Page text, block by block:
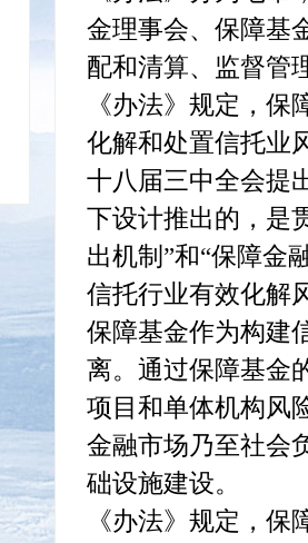
金理事会、保障基
配和清算、监督管
《办法》规定，
化解和处置信托业
十八届三中全会提
下设计推出的，是
出机制”和“保障金
信托行业有效化
保障基金作为构建
离。通过保障基金
项目和单体机构风
金融市场乃至社会
础设施建设。
《办法》规定，